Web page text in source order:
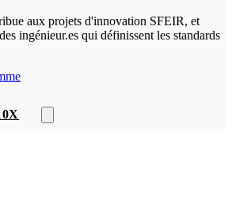
aux projets d'innovation SFEIR, et
ingénieur.es qui définissent les standards